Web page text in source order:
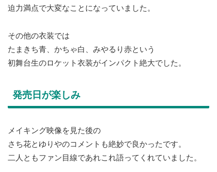
迫力満点で大変なことになっていました。
その他の衣装では
たまきち青、かちゃ白、みやるり赤という
初舞台生のロケット衣装がインパクト絶大でした。
発売日が楽しみ
メイキング映像を見た後の
さち花とゆりやのコメントも絶妙で良かったです。
二人ともファン目線であれこれ語ってくれていました。